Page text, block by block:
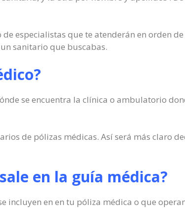
especialistas que te atenderán en orden
sanitario que buscabas.
se encuentra la clínica o ambulatorio
de pólizas médicas. Así será más claro
en la guía médica?
incluyen en en tu póliza médica o que